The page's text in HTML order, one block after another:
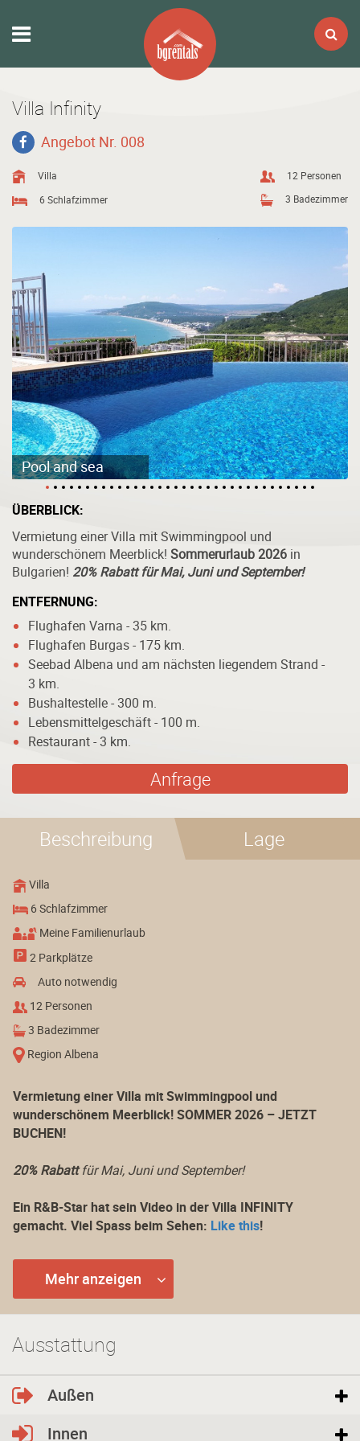
Villa Infinity
Angebot Nr. 008
Villa
6 Schlafzimmer
12 Personen
3 Badezimmer
Pool and sea
ÜBERBLICK:
Vermietung einer Villa mit Swimmingpool und
wunderschönem Meerblick! Sommerurlaub 2026 in
Bulgarien! 20% Rabattfür Mai, Juni und September!
ENTFERNUNG:
Flughafen Varna - 35 km.
Flughafen Burgas - 175 km.
Seebad Albena und am nächsten liegendem Strand -
3 km.
Bushaltestelle - 300 m.
Lebensmittelgeschäft - 100 m.
Restaurant - 3 km.
Anfrage
Beschreibung Lage
Villa
6 Schlafzimmer
Meine Familienurlaub
2 Parkplätze
Auto notwendig
12 Personen
3 Badezimmer
Region Albena
Vermietung einer Villa mit Swimmingpool und
wunderschönem Meerblick! SOMMER 2026 – JETZT
BUCHEN!
20% Rabattfür Mai, Juni und September!
Ein R&B-Star hat sein Video in der Villa INFINITY
gemacht. Viel Spass beim Sehen: Like this!
Villa Infinity ist die beste Auswahl für Ihren Familienurlaub
an der nördlichen Schwarzmeerküste. Die Villa liegt in der
angesehenen Villenzone "Izgrev". Das Haut bietet Komfort
für zwölf Personen, die den Komfort einschätzen können.
Noch am Eingang überraschen Sie die sonnigen Farben
des Interieurs und der Dekoration, aber wenn man die
Stars könnten auf den Blick zum Ferienort Albena, zum
Mehr anzeigen
Ausstattung
Außen
Innen